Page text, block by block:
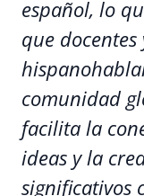
español, lo
que
comunidad
facilita la
ideas y la
significativos